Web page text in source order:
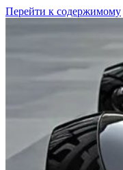
Перейти к содержимому